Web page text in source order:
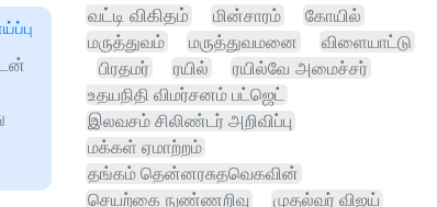
வட்டி விகிதம்
மின்சாரம்
கோயில்
மருத்துவம்
மருத்துவமனை
விளையாட்டு
பிரதமர்
ரயில் ரயில்வே அமைச்சர்
உதயநிதி விமர்சனம் பட்ஜெட்
இலவசம் சிலிண்டர் அறிவிப்பு
மக்கள் ஏமாற்றம்
தங்கம் தென்னரசுதவெகவின்
செயற்கை நுண்ணறிவு
முதல்வர் விஜய்